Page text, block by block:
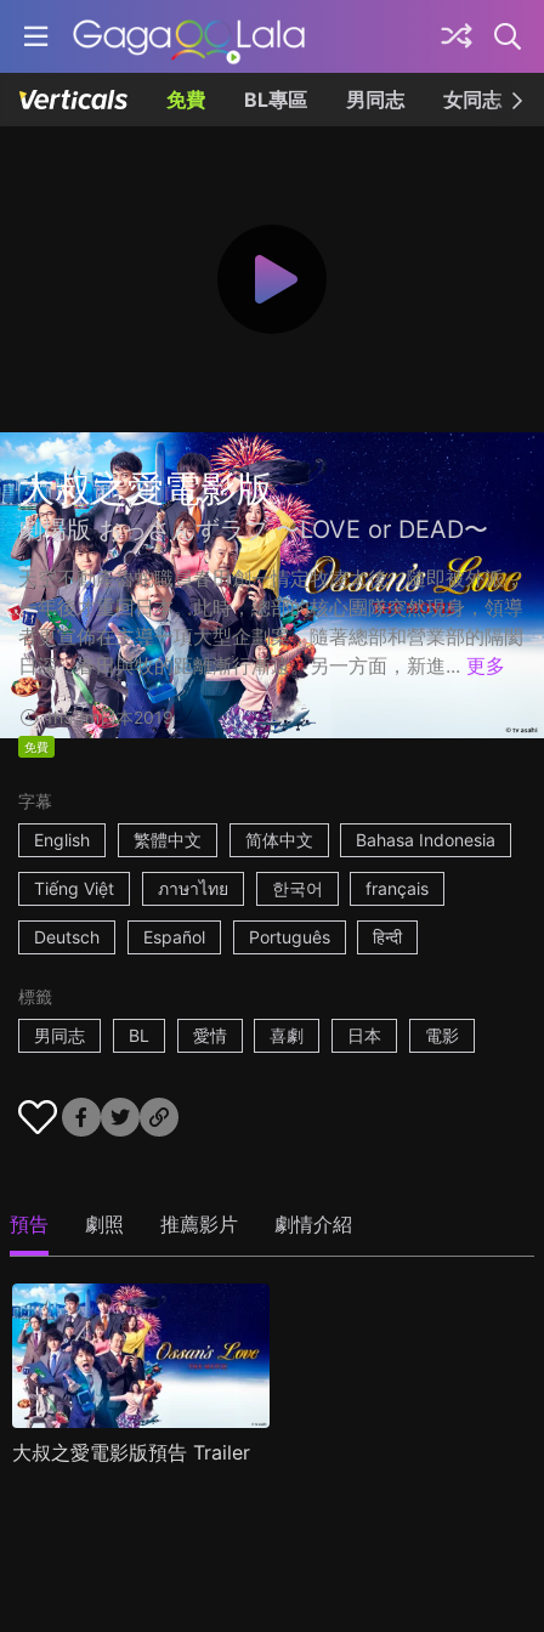
免費 BL專區 男同志 女同志
大叔之愛電影版
劇場版 おっさんずラブ 〜LOVE or DEAD〜
天空不動產魯蛇職員春田創一情定牧凌太後，隨即被外派，
一年後才重回日本。此時，總部的核心團隊突然現身，領導
者更宣佈在主導一項大型企劃案，隨著總部和營業部的隔閡
日深，春田與牧的距離漸行漸遠。另一方面，新進... 更多
1h53m日本2019
免費
字幕
English
繁體中文 简体中文 Bahasa Indonesia
Tiếng Việt ภาษาไทย 한국어 français
Deutsch Español Português हिन्दी
標籤
男同志
BL 愛情 喜劇 日本 電影
預告 劇照 推薦影片 劇情介紹
大叔之愛電影版預告 Trailer